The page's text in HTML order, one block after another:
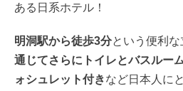
ある日系ホテル！
明洞駅から徒歩3分という便利な
通じてさらにトイレとバスルー
ォシュレット付きなど日本人に